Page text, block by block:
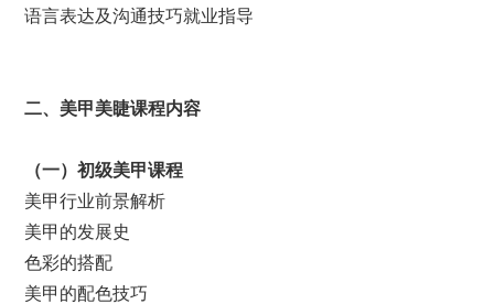
语言表达及沟通技巧就业指导
二、美甲美睫课程内容
（一）初级美甲课程
美甲行业前景解析
美甲的发展史
色彩的搭配
美甲的配色技巧